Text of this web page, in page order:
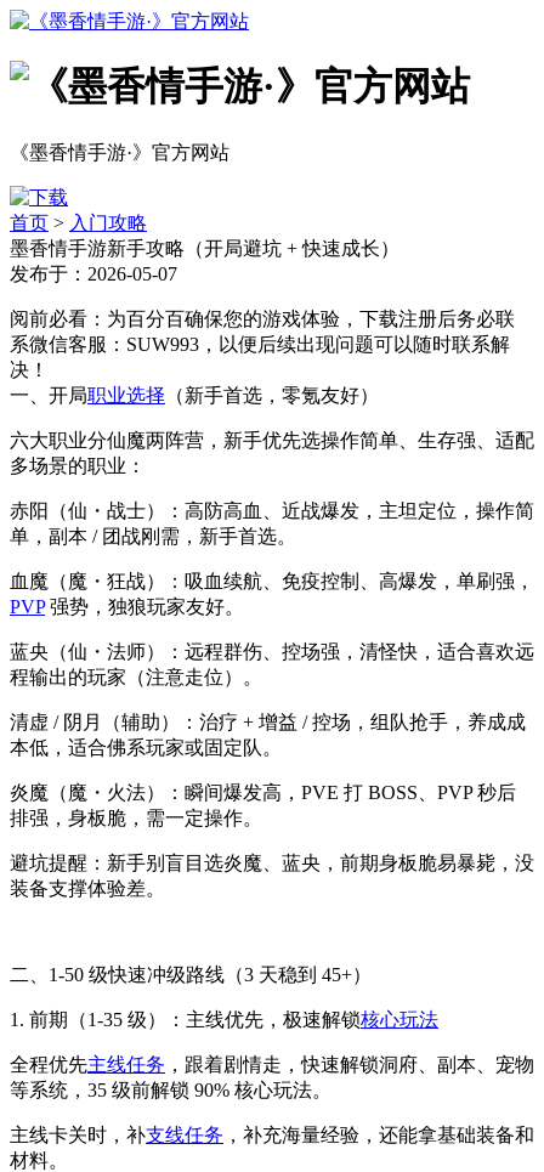
《墨香情手游·》官方网站
首页 > 入门攻略
墨香情手游新手攻略（开局避坑 + 快速成长）
发布于：2026-05-07
阅前必看：为百分百确保您的游戏体验，下载注册后务必联
系微信客服：SUW993，以便后续出现问题可以随时联系解
决！
一、开局职业选择 （新手首选，零氪友好）
六大职业分仙魔两阵营，新手优先选操作简单、生存强、适配
多场景的职业：
赤阳（仙・战士）：高防高血、近战爆发，主坦定位，操作简
单，副本 / 团战刚需，新手首选。
血魔（魔・狂战）：吸血续航、免疫控制、高爆发，单刷强，
PVP强势，独狼玩家友好。
蓝央（仙・法师）：远程群伤、控场强，清怪快，适合喜欢远
程输出的玩家（注意走位）。
清虚 / 阴月（辅助）：治疗 + 增益 / 控场，组队抢手，养成成
本低，适合佛系玩家或固定队。
炎魔（魔・火法）：瞬间爆发高，PVE 打 BOSS、PVP 秒后
排强，身板脆，需一定操作。
避坑提醒：新手别盲目选炎魔、蓝央，前期身板脆易暴毙，没
装备支撑体验差。
二、1-50 级快速冲级路线（3 天稳到 45+）
1. 前期（1-35 级）：主线优先，极速解锁核心玩法
全程优先主线任务 ，跟着剧情走，快速解锁洞府、副本、宠物
等系统，35 级前解锁 90% 核心玩法。
主线卡关时，补支线任务 ，补充海量经验，还能拿基础装备和
材料。